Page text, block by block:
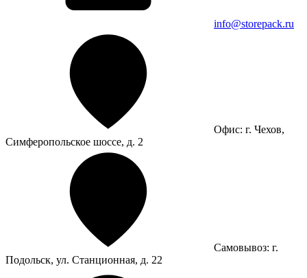
info@storepack.ru
Офис: г. Чехов,
Симферопольское шоссе, д. 2
Самовывоз: г.
Подольск, ул. Станционная, д. 22